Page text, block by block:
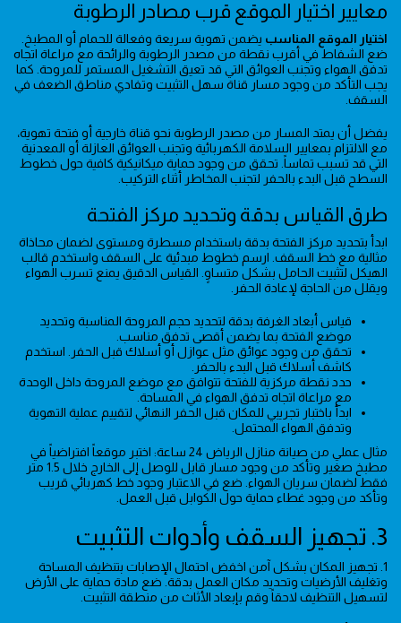
معايير اختيار الموقع قرب مصادر الرطوبة
اختيار الموقع المناسب يضمن تهوية سريعة وفعالة للحمام أو المطبخ.
ضع الشفاط في أقرب نقطة من مصدر الرطوبة والرائحة مع مراعاة اتجاه
تدفق الهواء وتجنب العوائق التي قد تعيق التشغيل المستمر للمروحة. كما
يجب التأكد من وجود مسار قناة سهل التثبيت وتفادي مناطق الضعف في
السقف.
يفضل أن يمتد المسار من مصدر الرطوبة نحو قناة خارجية أو فتحة تهوية،
مع الالتزام بمعايير السلامة الكهربائية وتجنب العوائق العازلة أو المعدنية
التي قد تسبب تماساً. تحقق من وجود حماية ميكانيكية كافية حول خطوط
السطح قبل البدء بالحفر لتجنب المخاطر أثناء التركيب.
طرق القياس بدقة وتحديد مركز الفتحة
ابدأ بتحديد مركز الفتحة بدقة باستخدام مسطرة ومستوى لضمان محاذاة
مثالية مع خط السقف. ارسم خطوط مبدئية على السقف واستخدم قالب
الهيكل لتثبيت الحامل بشكل متساوٍ. القياس الدقيق يمنع تسرب الهواء
ويقلل من الحاجة لإعادة الحفر.
قياس أبعاد الغرفة بدقة لتحديد حجم المروحة المناسبة وتحديد
موضع الفتحة بما يضمن أقصى تدفق مناسب.
تحقق من وجود عوائق مثل عوازل أو أسلاك قبل الحفر. استخدم
كاشف أسلاك قبل البدء بالحفر.
حدد نقطة مركزية للفتحة تتوافق مع موضع المروحة داخل الوحدة
مع مراعاة اتجاه تدفق الهواء في المساحة.
ابدأ باختبار تجريبي للمكان قبل الحفر النهائي لتقييم عملية التهوية
وتدفق الهواء المحتمل.
مثال عملي من صيانة منازل الرياض 24 ساعة: اختبر موقعاً افتراضياً في
مطبخ صغير وتأكد من وجود مسار قابل للوصل إلى الخارج خلال 1.5 متر
فقط لضمان سريان الهواء. ضع في الاعتبار وجود خط كهربائي قريب
وتأكد من وجود غطاء حماية حول الكوابل قبل العمل.
3. تجهيز السقف وأدوات التثبيت
1. تجهيز المكان بشكل آمن اخفض احتمال الإصابات بتنظيف المساحة
وتغليف الأرضيات وتحديد مكان العمل بدقة. ضع مادة حماية على الأرض
لتسهيل التنظيف لاحقاً وقم بإبعاد الأثاث من منطقة التثبيت.